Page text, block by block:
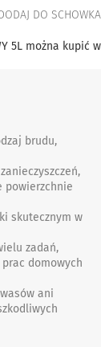
DO SCHOWKA
5L można kupić w
brudu,
powierzchnie
skutecznym w
zadań,
domowych
ani